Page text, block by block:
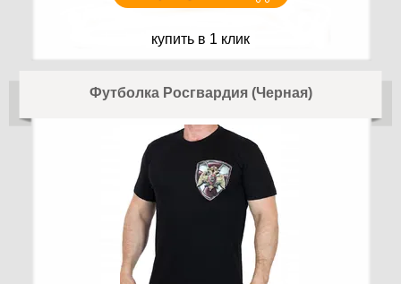
купить в 1 клик
Футболка Росгвардия (Черная)